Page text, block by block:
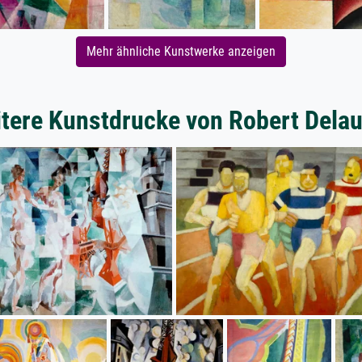
Mehr ähnliche Kunstwerke anzeigen
Kunstdrucke von Robert